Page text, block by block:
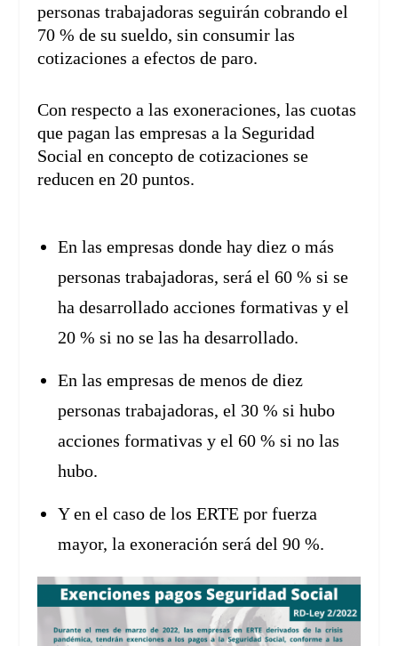
personas trabajadoras seguirán cobrando el
70 % de su sueldo, sin consumir las
cotizaciones a efectos de paro.
Con respecto a las exoneraciones, las cuotas
que pagan las empresas a la Seguridad
Social en concepto de cotizaciones se
reducen en 20 puntos.
En las empresas donde hay diez o más
personas trabajadoras, será el 60 % si se
ha desarrollado acciones formativas y el
20 % si no se las ha desarrollado.
En las empresas de menos de diez
personas trabajadoras, el 30 % si hubo
acciones formativas y el 60 % si no las
hubo.
Y en el caso de los ERTE por fuerza
mayor, la exoneración será del 90 %.